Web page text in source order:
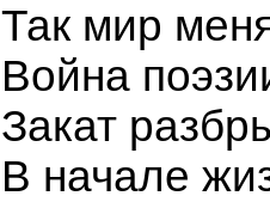
Так мир
Война
Закат
В начале